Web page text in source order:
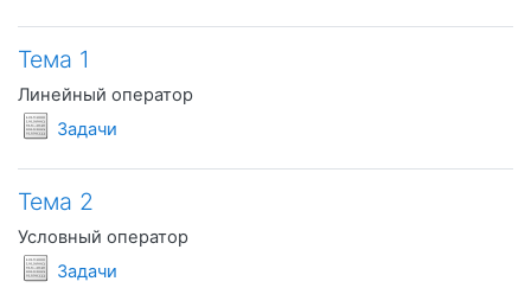
Тема 1
Линейный оператор
Задачи
Условия задач
Тема 2
Условный оператор
Задачи
Условия задач